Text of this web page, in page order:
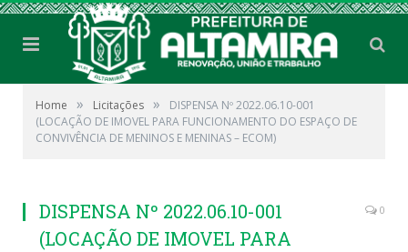
Home » Licitações »
DISPENSA Nº 2022.06.10-001
(LOCAÇÃO DE IMOVEL PARA FUNCIONAMENTO DO ESPAÇO DE
CONVIVÊNCIA DE MENINOS E MENINAS – ECOM)
DISPENSA Nº 2022.06.10-001
(LOCAÇÃO DE IMOVEL PARA
0